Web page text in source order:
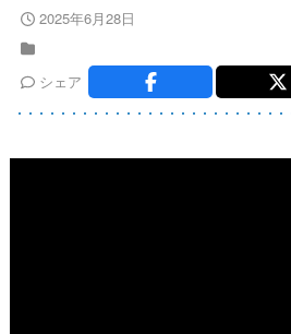
2025年6月28日
シェア